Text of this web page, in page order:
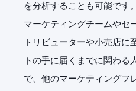
を分析することも可能です
マーケティングチームやセ
トリビューターや小売店に
トの手に届くまでに関わる
で、他のマーケティングフ